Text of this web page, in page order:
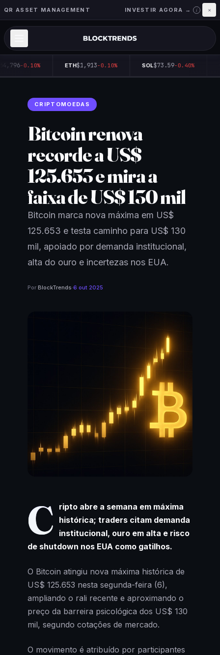
QR ASSET MANAGEMENT INVESTIR AGORA → i ×
-0.10% ETH$1,913-0.10% SOL$73.59-0.40%
CRIPTOMOEDAS
Bitcoin renova
recorde a US$
125.653 e mira a
faixa de US$ 130 mil
Bitcoin marca nova máxima em US$
125.653 e testa caminho para US$ 130
mil, apoiado por demanda institucional,
alta do ouro e incertezas nos EUA.
Por BlockTrends·6 out 2025
C
ripto abre a semana em máxima
histórica; traders citam demanda
institucional, ouro em alta e risco
de shutdown nos EUA como gatilhos.
O Bitcoin atingiu nova máxima histórica de
US$ 125.653 nesta segunda-feira (6),
ampliando o rali recente e aproximando o
preço da barreira psicológica dos US$ 130
mil, segundo cotações de mercado.
O movimento é atribuído por participantes